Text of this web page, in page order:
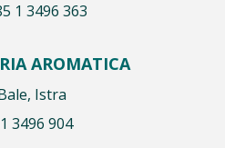
1 3496 363
AROMATICA
Istra
3496 904